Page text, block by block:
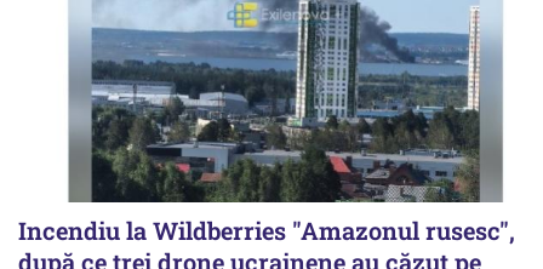
Incendiu la Wildberries "Amazonul rusesc",
după ce trei drone ucrainene au căzut pe